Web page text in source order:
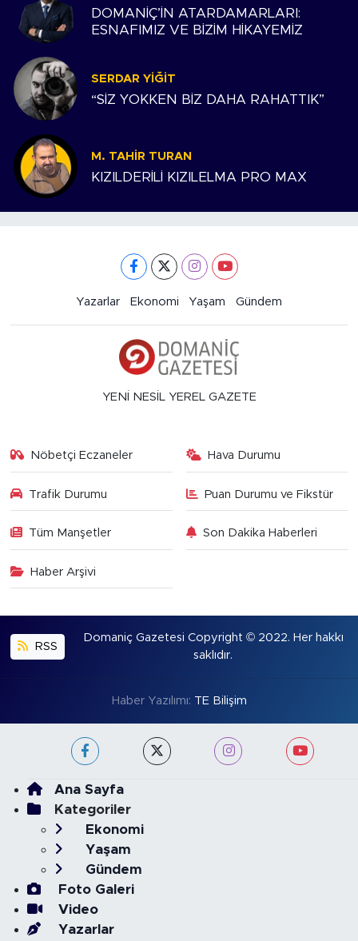
DOMANİÇ’İN ATARDAMARLARI:
ESNAFIMIZ VE BİZİM HİKAYEMİZ
SERDAR YIĞIT
“SİZ YOKKEN BİZ DAHA RAHATTIK”
M. TAHIR TURAN
KIZILDERİLİ KIZILELMA PRO MAX
Yazarlar Ekonomi Yaşam Gündem
YENİ NESİL YEREL GAZETE
Nöbetçi Eczaneler Hava Durumu
Trafik Durumu Puan Durumu ve Fikstür
Tüm Manşetler Son Dakika Haberleri
Haber Arşivi
RSS
Domaniç Gazetesi Copyright © 2022. Her hakkı
saklıdır.
Haber Yazılımı: TE Bilişim
Ana Sayfa
Kategoriler
Ekonomi
Yaşam
Gündem
Foto Galeri
Video
Yazarlar